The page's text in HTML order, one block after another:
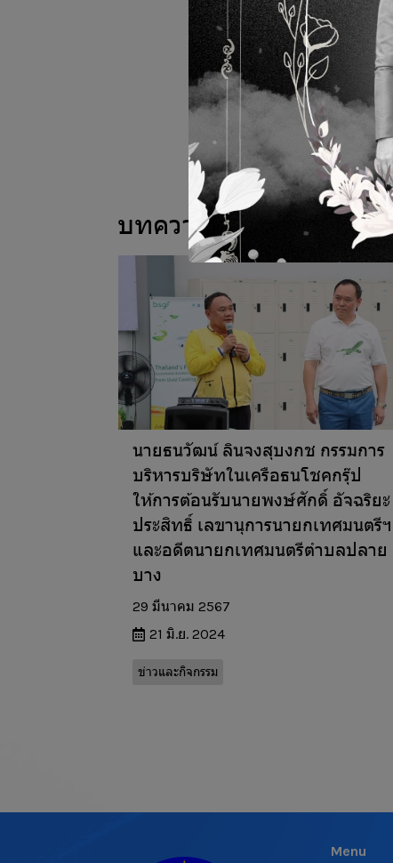
บทความที่เกี่ยวข้อง
นายธนวัฒน์ ลินจงสุบงกช กรรมการ
บริหารบริษัทในเครือธนโชคกรุ๊ป
ให้การต้อนรับนายพงษ์ศักดิ์ อัจฉริยะ
ประสิทธิ์ เลขานุการนายกเทศมนตรีฯ
และอดีตนายกเทศมนตรีตำบลปลาย
บาง
29 มีนาคม 2567
21 มิ.ย. 2024
ข่าวและกิจกรรม
Menu